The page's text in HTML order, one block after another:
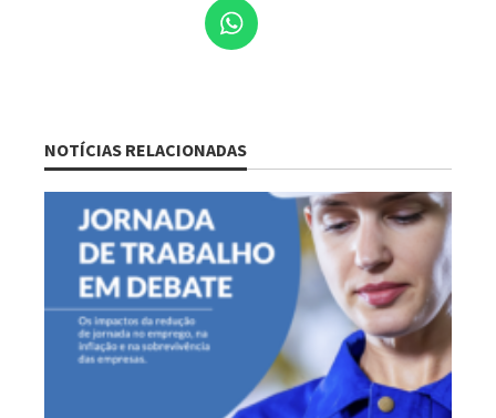
NOTÍCIAS RELACIONADAS